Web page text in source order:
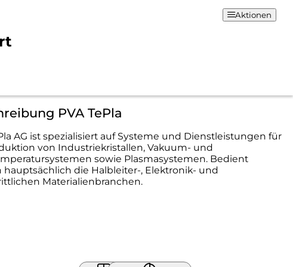
Aktionen
PVA TePla
AG ist spezialisiert auf Systeme und Dienstleistungen für
von Industriekristallen, Vakuum- und
sowie Plasmasystemen. Bedient
hauptsächlich die Halbleiter-, Elektronik- und
Materialienbranchen.